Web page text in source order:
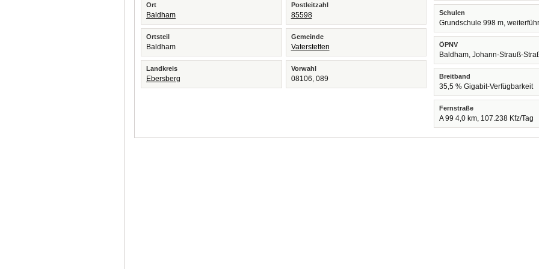
Ort
Baldham
Postleitzahl
85598
Ortsteil
Baldham
Gemeinde
Vaterstetten
Landkreis
Ebersberg
Vorwahl
08106, 089
Schulen
Grundschule 998 m,
ÖPNV
Baldham, Johann-Strauß-
Breitband
35,5 % Gigabit-Verfügbarkeit
Fernstraße
A 99 4,0 km, 107.238 Kfz/Tag